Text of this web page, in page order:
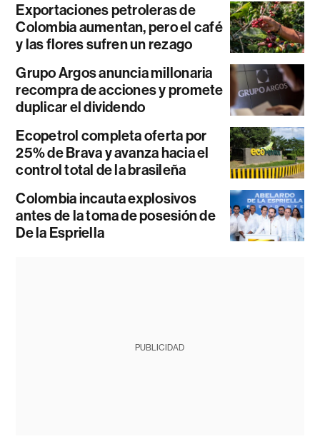
Exportaciones petroleras de
Colombia aumentan, pero el café
y las flores sufren un rezago
Grupo Argos anuncia millonaria
recompra de acciones y promete
duplicar el dividendo
Ecopetrol completa oferta por
25% de Brava y avanza hacia el
control total de la brasileña
Colombia incauta explosivos
antes de la toma de posesión de
De la Espriella
PUBLICIDAD